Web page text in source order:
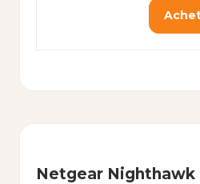
Netgear Nighthawk